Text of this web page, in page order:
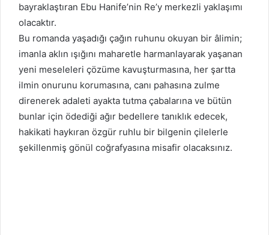
bayraklaştıran Ebu Hanife’nin Re’y merkezli yaklaşımı
olacaktır.
Bu romanda yaşadığı çağın ruhunu okuyan bir âlimin;
imanla aklın ışığını maharetle harmanlayarak yaşanan
yeni meseleleri çözüme kavuşturmasına, her şartta
ilmin onurunu korumasına, canı pahasına zulme
direnerek adaleti ayakta tutma çabalarına ve bütün
bunlar için ödediği ağır bedellere tanıklık edecek,
hakikati haykıran özgür ruhlu bir bilgenin çilelerle
şekillenmiş gönül coğrafyasına misafir olacaksınız.